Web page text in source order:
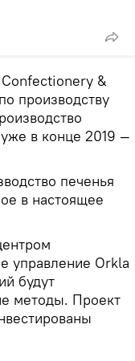
&
по производству
в конце 2019 —
печенья
в настоящее
управление Orkla
будут
методы. Проект